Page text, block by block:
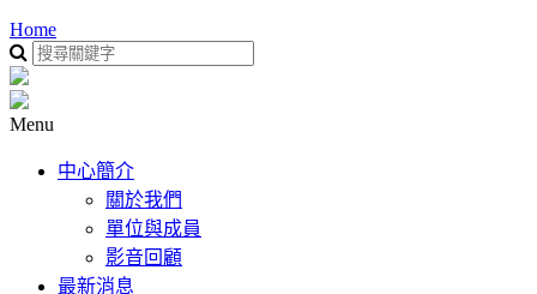
Home
Menu
中心簡介
關於我們
單位與成員
影音回顧
最新消息